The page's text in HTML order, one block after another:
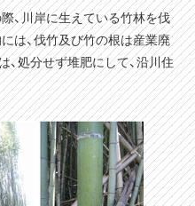
、川岸に生えている竹林を伐
は、伐竹及び竹の根は産業廃
、処分せず堆肥にして、沿川住